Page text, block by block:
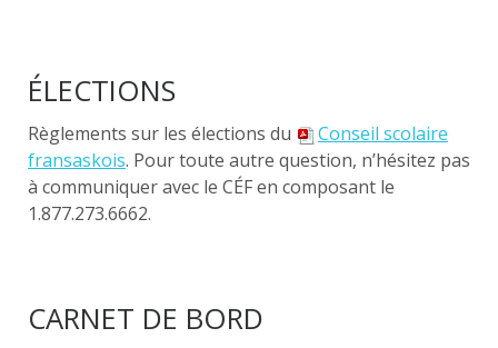
ÉLECTIONS
Règlements sur les élections du
Conseil scolaire
fransaskois. Pour toute autre question, n’hésitez pas
à communiquer avec le CÉF en composant le
1.877.273.6662.
CARNET DE BORD